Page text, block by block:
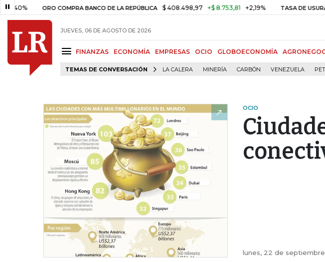
ORO COMPRA BANCO DE LA REPÚBLICA $ 408.498,97 +$ 8.753,81 +2,19% TASA DE USURA
JUEVES, 06 DE AGOSTO DE 2026
FINANZAS ECONOMÍA EMPRESAS OCIO GLOBOECONOMÍA
TEMAS DE CONVERSACIÓN LA CALERA MINERÍA CARBÓN VENEZUELA
OCIO
lunes, 22 de